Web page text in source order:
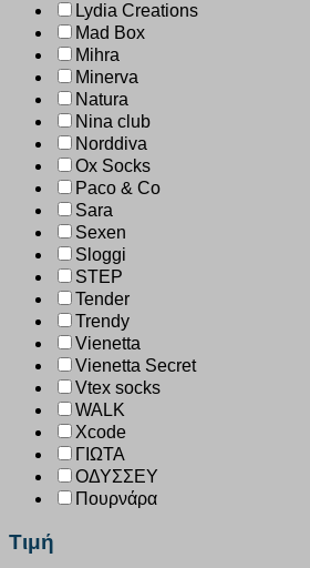
Lydia Creations
Mad Box
Mihra
Minerva
Natura
Nina club
Norddiva
Ox Socks
Paco & Co
Sara
Sexen
Sloggi
STEP
Tender
Trendy
Vienetta
Vienetta Secret
Vtex socks
WALK
Xcode
ΓΙΩΤΑ
ΟΔΥΣΣΕΥ
Πουρνάρα
Τιμή